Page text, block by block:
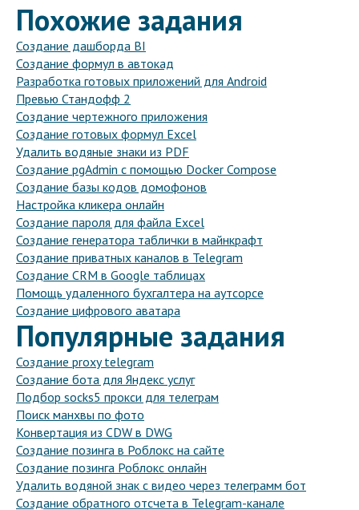
Похожие задания
Создание дашборда BI
Создание формул в автокад
Разработка готовых приложений для Android
Превью Стандофф 2
Создание чертежного приложения
Создание готовых формул Excel
Удалить водяные знаки из PDF
Создание pgAdmin с помощью Docker Compose
Создание базы кодов домофонов
Настройка кликера онлайн
Создание пароля для файла Excel
Создание генератора таблички в майнкрафт
Создание приватных каналов в Telegram
Создание CRM в Google таблицах
Помощь удаленного бухгалтера на аутсорсе
Создание цифрового аватара
Популярные задания
Создание proxy telegram
Создание бота для Яндекс услуг
Подбор socks5 прокси для телеграм
Поиск манхвы по фото
Конвертация из CDW в DWG
Создание позинга в Роблокс на сайте
Создание позинга Роблокс онлайн
Удалить водяной знак с видео через телеграмм бот
Создание обратного отсчета в Telegram-канале